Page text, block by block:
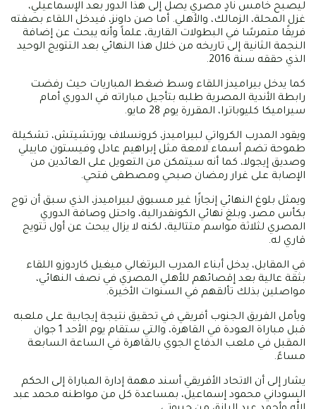
ليصبح خامس نادٍ مصري يصل إلى هذا الدور بعد الإسماعيلي،
غزل المحلة، الزمالك، والأهلي. أما صن داونز، فيدخل اللقاء بصفته
فريقًا متمرسًا في البطولات القارية، علماً وأنه يبحث عن إضافة
النجمة الثانية إلى تاريخه من خلال هذا النهائي بعد التتويج الوحيد
الذي حققه سنة 2016.
كما يدخل بيراميدز اللقاء وسط ضغط المباريات حيث رفضت
رابطة الأندية المصرية طلبه بتأجيل مباراته في الدوري أمام
سيراميكا كليوباترا، المقررة يوم 28 مايو.
ويقود المدرب الكرواتي لبيراميدز، كرونسلاف يورتشيتش، تشكيلة
طموحة تضم أسماء لامعة مثل إبراهيم عادل وفيستون ماييلي
وصديق إيجولا، كما أنه سيتمكن من التعويل على العائدين من
الإصابة على غرار رمضان صبحي ومصطفى فتحي.
ويمثل بلوغ النهائي إنجازًا غير مسبوق لبيراميدز، الذي سبق أن توج
بكأس مصر، وبلغ نهائي الكونفدرالية، واحتل وصافة الدوري
المصري لثلاثة مواسم متتالية، لكنه لا يزال يبحث عن أول تتويج
قاري له.
في المقابل، يدخل أبناء المدرب البرتغالي ميغيل كاردوزو اللقاء
بثقة عالية بعد إقصائهم للأهلي المصري في نصف النهائي،
مواصلين بذلك تألقهم في السنوات الأخيرة.
ويأمل الفريق الجنوب أفريقي في تحقيق نتيجة إيجابية على ملعبه
قبل مباراة العودة في القاهرة، والتي ستقام يوم الأحد 1 جوان
المقبل في ملعب الدفاع الجوي بالقاهرة في الساعة السابعة
مساءً.
يشار إلى أن الاتحاد الأفريقي أسند مهمة إدارة المباراة إلى الحكم
السوداني محمود إسماعيل، بمساعدة كل من مواطنه محمد عبد